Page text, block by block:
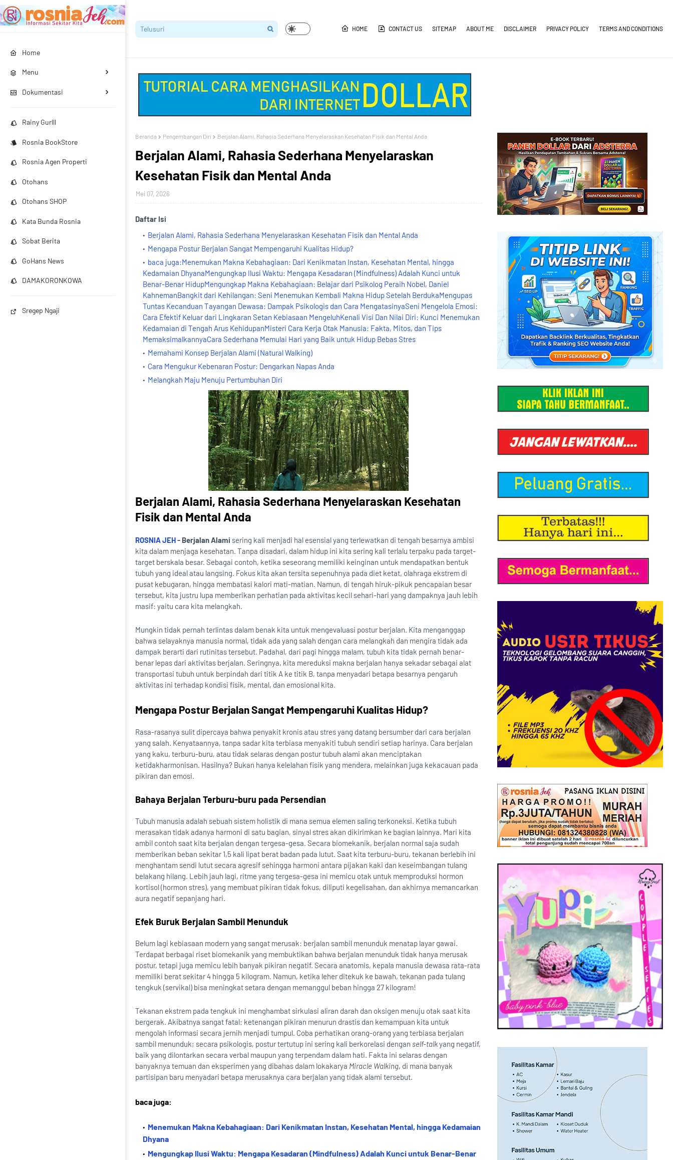
Home
Menu
Dokumentasi
Rainy Gurlll
Rosnia BookStore
Rosnia Agen Properti
Otohans
Otohans SHOP
Kata Bunda Rosnia
Sobat Berita
GoHans News
DAMAKORONKOWA
Sregep Ngaji
HOME CONTACT US SITEMAP ABOUT ME DISCLAIMER PRIVACY POLICY TERMS AND CONDITIONS
Beranda Pengembangan Diri Berjalan Alami, Rahasia Sederhana Menyelaraskan Kesehatan Fisik dan Mental Anda
Berjalan Alami, Rahasia Sederhana Menyelaraskan
Kesehatan Fisik dan Mental Anda
Mei 07, 2026
Daftar Isi
Berjalan Alami, Rahasia Sederhana Menyelaraskan Kesehatan Fisik dan Mental Anda
Mengapa Postur Berjalan Sangat Mempengaruhi Kualitas Hidup?
baca juga:Menemukan Makna Kebahagiaan: Dari Kenikmatan Instan, Kesehatan Mental, hingga
Kedamaian DhyanaMengungkap Ilusi Waktu: Mengapa Kesadaran (Mindfulness) Adalah Kunci untuk
Benar-Benar HidupMengungkap Makna Kebahagiaan: Belajar dari Psikolog Peraih Nobel, Daniel
KahnemanBangkit dari Kehilangan: Seni Menemukan Kembali Makna Hidup Setelah BerdukaMengupas
Tuntas Kecanduan Tayangan Dewasa: Dampak Psikologis dan Cara MengatasinyaSeni Mengelola Emosi:
Cara Efektif Keluar dari Lingkaran Setan Kebiasaan MengeluhKenali Visi Dan Nilai Diri: Kunci Menemukan
Kedamaian di Tengah Arus KehidupanMisteri Cara Kerja Otak Manusia: Fakta, Mitos, dan Tips
MemaksimalkannyaCara Sederhana Memulai Hari yang Baik untuk Hidup Bebas Stres
Memahami Konsep Berjalan Alami (Natural Walking)
Cara Mengukur Kebenaran Postur: Dengarkan Napas Anda
Melangkah Maju Menuju Pertumbuhan Diri
Berjalan Alami, Rahasia Sederhana Menyelaraskan Kesehatan
Fisik dan Mental Anda
ROSNIA JEH- Berjalan Alami sering kali menjadi hal esensial yang terlewatkan di tengah besarnya ambisi
kita dalam menjaga kesehatan. Tanpa disadari, dalam hidup ini kita sering kali terlalu terpaku pada target-
target berskala besar. Sebagai contoh, ketika seseorang memiliki keinginan untuk mendapatkan bentuk
tubuh yang ideal atau langsing. Fokus kita akan tersita sepenuhnya pada diet ketat, olahraga ekstrem di
pusat kebugaran, hingga membatasi kalori mati-matian. Namun, di tengah hiruk-pikuk pencapaian besar
tersebut, kita justru lupa memberikan perhatian pada aktivitas kecil sehari-hari yang dampaknya jauh lebih
masif: yaitu cara kita melangkah.
Mungkin tidak pernah terlintas dalam benak kita untuk mengevaluasi postur berjalan. Kita menganggap
bahwa selayaknya manusia normal, tidak ada yang salah dengan cara melangkah dan mengira tidak ada
dampak berarti dari rutinitas tersebut. Padahal, dari pagi hingga malam, tubuh kita tidak pernah benar-
benar lepas dari aktivitas berjalan. Seringnya, kita mereduksi makna berjalan hanya sekadar sebagai alat
transportasi tubuh untuk berpindah dari titik A ke titik B, tanpa menyadari betapa besarnya pengaruh
aktivitas ini terhadap kondisi fisik, mental, dan emosional kita.
Mengapa Postur Berjalan Sangat Mempengaruhi Kualitas Hidup?
Rasa-rasanya sulit dipercaya bahwa penyakit kronis atau stres yang datang bersumber dari cara berjalan
yang salah. Kenyataannya, tanpa sadar kita terbiasa menyakiti tubuh sendiri setiap harinya. Cara berjalan
yang kaku, terburu-buru, atau tidak selaras dengan postur tubuh alami akan menciptakan
ketidakharmonisan. Hasilnya? Bukan hanya kelelahan fisik yang mendera, melainkan juga kekacauan pada
pikiran dan emosi.
Bahaya Berjalan Terburu-buru pada Persendian
Tubuh manusia adalah sebuah sistem holistik di mana semua elemen saling terkoneksi. Ketika tubuh
merasakan tidak adanya harmoni di satu bagian, sinyal stres akan dikirimkan ke bagian lainnya. Mari kita
ambil contoh saat kita berjalan dengan tergesa-gesa. Secara biomekanik, berjalan normal saja sudah
memberikan beban sekitar 1,5 kali lipat berat badan pada lutut. Saat kita terburu-buru, tekanan berlebih ini
menghantam sendi lutut secara agresif sehingga harmoni antara pijakan kaki dan keseimbangan tulang
belakang hilang. Lebih jauh lagi, ritme yang tergesa-gesa ini memicu otak untuk memproduksi hormon
kortisol (hormon stres), yang membuat pikiran tidak fokus, diliputi kegelisahan, dan akhirnya memancarkan
aura negatif sepanjang hari.
Efek Buruk Berjalan Sambil Menunduk
Belum lagi kebiasaan modern yang sangat merusak: berjalan sambil menunduk menatap layar gawai.
Terdapat berbagai riset biomekanik yang membuktikan bahwa berjalan menunduk tidak hanya merusak
postur, tetapi juga memicu lebih banyak pikiran negatif. Secara anatomis, kepala manusia dewasa rata-rata
memiliki berat sekitar 4 hingga 5 kilogram. Namun, ketika leher ditekuk ke bawah, tekanan pada tulang
tengkuk (servikal) bisa meningkat setara dengan memanggul beban hingga 27 kilogram!
Tekanan ekstrem pada tengkuk ini menghambat sirkulasi aliran darah dan oksigen menuju otak saat kita
bergerak. Akibatnya sangat fatal: ketenangan pikiran menurun drastis dan kemampuan kita untuk
mengolah informasi secara jernih menjadi tumpul. Coba perhatikan orang-orang yang terbiasa berjalan
sambil menunduk; secara psikologis, postur tertutup ini sering kali berkorelasi dengan self-talkyang negatif,
baik yang dilontarkan secara verbal maupun yang terpendam dalam hati. Fakta ini selaras dengan
banyaknya temuan dan eksperimen yang dibahas dalam lokakarya Miracle Walking, di mana banyak
partisipan baru menyadari betapa merusaknya cara berjalan yang tidak alami tersebut.
baca juga:
Menemukan Makna Kebahagiaan: Dari Kenikmatan Instan, Kesehatan Mental, hingga Kedamaian
Dhyana
Mengungkap Ilusi Waktu: Mengapa Kesadaran (Mindfulness) Adalah Kunci untuk Benar-Benar